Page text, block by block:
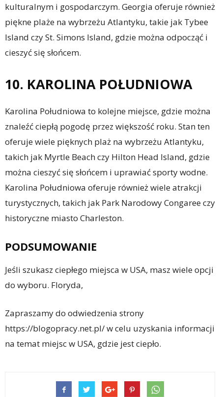
kulturalnym i gospodarczym. Georgia oferuje również
piękne plaże na wybrzeżu Atlantyku, takie jak Tybee
Island czy St. Simons Island, gdzie można odpocząć i
cieszyć się słońcem.
10. KAROLINA POŁUDNIOWA
Karolina Południowa to kolejne miejsce, gdzie można
znaleźć ciepłą pogodę przez większość roku. Stan ten
oferuje wiele pięknych plaż na wybrzeżu Atlantyku,
takich jak Myrtle Beach czy Hilton Head Island, gdzie
można cieszyć się słońcem i uprawiać sporty wodne.
Karolina Południowa oferuje również wiele atrakcji
turystycznych, takich jak Park Narodowy Congaree czy
historyczne miasto Charleston.
PODSUMOWANIE
Jeśli szukasz ciepłego miejsca w USA, masz wiele opcji
do wyboru. Floryda,
Zapraszamy do odwiedzenia strony
https://blogopracy.net.pl/ w celu uzyskania informacji
na temat miejsc w USA, gdzie jest ciepło.